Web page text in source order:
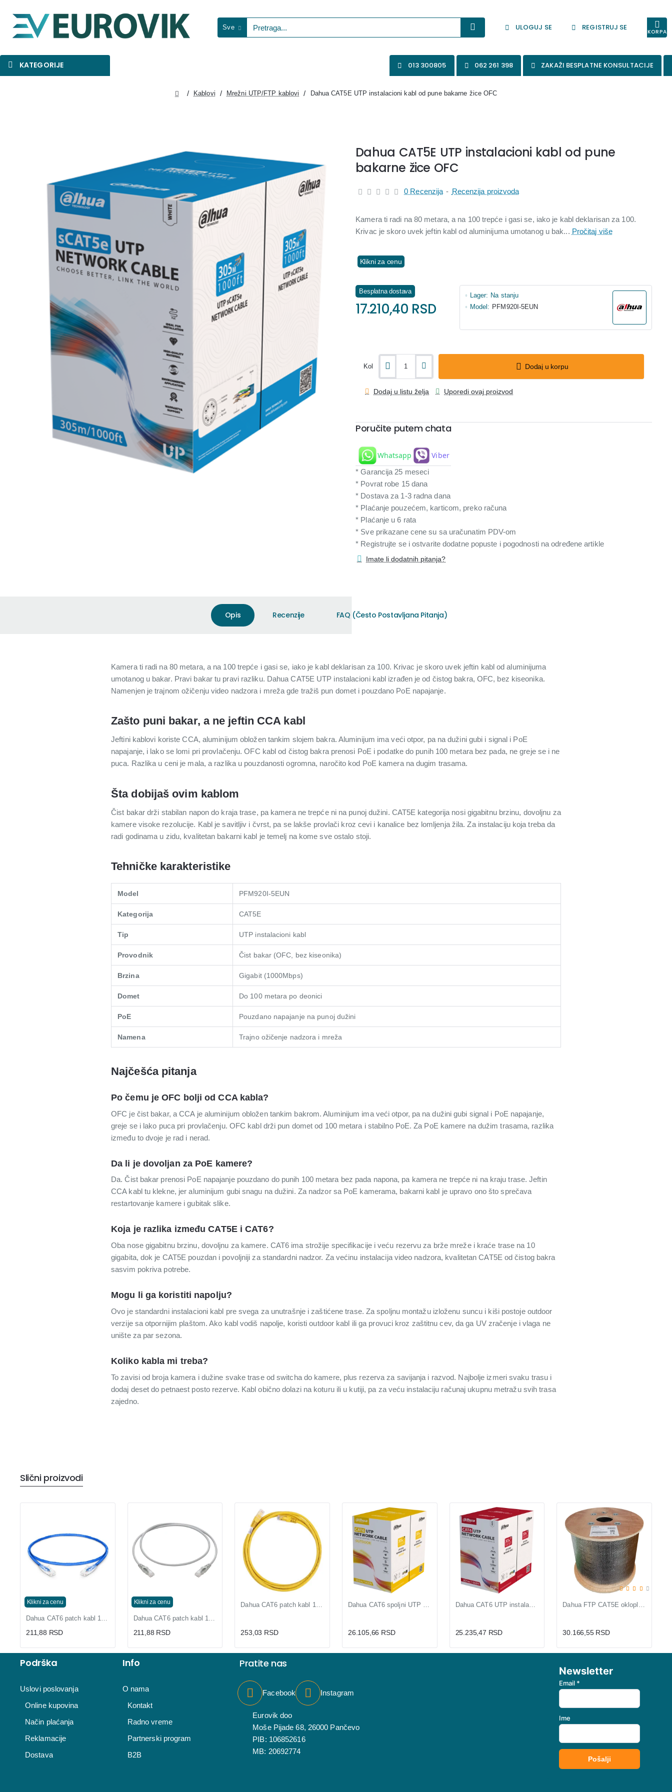
Sve
Pretraga... ULOGUJ SE REGISTRUJ SE KORPA
KATEGORIJE SVE ZA VIDEO NADZOR
013 300805 062 261 398 ZAKAŽI BESPLATNE KONSULTACIJE
Kablovi Mrežni UTP/FTP kablovi Dahua CAT5E UTP instalacioni kabl od pune bakarne žice OFC
Dahua CAT5E UTP instalacioni kabl od pune
bakarne žice OFC
Kamera ti radi na 80 metara, a na 100 trepće i gasi se, iako je kabl deklarisan za 100.
Krivac je skoro uvek jeftin kabl od aluminijuma umotanog u bak... Pročitaj više
Klikni za cenu
0 Recenzija - Recenzija proizvoda
Besplatna dostava
17.210,40 RSD
Lager: Na stanju
Model: PFM920I-5EUN
Kol Dodaj u korpu
Dodaj u listu želja Uporedi ovaj proizvod
Poručite putem chata
Whatsapp Viber
* Garancija 25 meseci
* Povrat robe 15 dana
* Dostava za 1-3 radna dana
* Plaćanje pouzećem, karticom, preko računa
* Plaćanje u 6 rata
* Sve prikazane cene su sa uračunatim PDV-om
* Registrujte se i ostvarite dodatne popuste i pogodnosti na određene artikle
Imate li dodatnih pitanja?
Opis Recenzije FAQ (Često Postavljana Pitanja)
Kamera ti radi na 80 metara, a na 100 trepće i gasi se, iako je kabl deklarisan za 100. Krivac je skoro uvek jeftin kabl od aluminijuma
umotanog u bakar. Pravi bakar tu pravi razliku. Dahua CAT5E UTP instalacioni kabl izrađen je od čistog bakra, OFC, bez kiseonika.
Namenjen je trajnom ožičenju video nadzora i mreža gde tražiš pun domet i pouzdano PoE napajanje.
Zašto puni bakar, a ne jeftin CCA kabl
Jeftini kablovi koriste CCA, aluminijum obložen tankim slojem bakra. Aluminijum ima veći otpor, pa na dužini gubi i signal i PoE
napajanje, i lako se lomi pri provlačenju. OFC kabl od čistog bakra prenosi PoE i podatke do punih 100 metara bez pada, ne greje se i ne
puca. Razlika u ceni je mala, a razlika u pouzdanosti ogromna, naročito kod PoE kamera na dugim trasama.
Šta dobijaš ovim kablom
Čist bakar drži stabilan napon do kraja trase, pa kamera ne trepće ni na punoj dužini. CAT5E kategorija nosi gigabitnu brzinu, dovoljnu za
kamere visoke rezolucije. Kabl je savitljiv i čvrst, pa se lakše provlači kroz cevi i kanalice bez lomljenja žila. Za instalaciju koja treba da
radi godinama u zidu, kvalitetan bakarni kabl je temelj na kome sve ostalo stoji.
Tehničke karakteristike
Model PFM920I-5EUN
Kategorija CAT5E
Tip UTP instalacioni kabl
Provodnik Čist bakar (OFC, bez kiseonika)
Brzina Gigabit (1000Mbps)
Domet Do 100 metara po deonici
PoE Pouzdano napajanje na punoj dužini
Namena Trajno ožičenje nadzora i mreža
Najčešća pitanja
Po čemu je OFC bolji od CCA kabla?
OFC je čist bakar, a CCA je aluminijum obložen tankim bakrom. Aluminijum ima veći otpor, pa na dužini gubi signal i PoE napajanje,
greje se i lako puca pri provlačenju. OFC kabl drži pun domet od 100 metara i stabilno PoE. Za PoE kamere na dužim trasama, razlika
između to dvoje je rad i nerad.
Da li je dovoljan za PoE kamere?
Da. Čist bakar prenosi PoE napajanje pouzdano do punih 100 metara bez pada napona, pa kamera ne trepće ni na kraju trase. Jeftin
CCA kabl tu klekne, jer aluminijum gubi snagu na dužini. Za nadzor sa PoE kamerama, bakarni kabl je upravo ono što sprečava
restartovanje kamere i gubitak slike.
Koja je razlika između CAT5E i CAT6?
Oba nose gigabitnu brzinu, dovoljnu za kamere. CAT6 ima strožije specifikacije i veću rezervu za brže mreže i kraće trase na 10
gigabita, dok je CAT5E pouzdan i povoljniji za standardni nadzor. Za većinu instalacija video nadzora, kvalitetan CAT5E od čistog bakra
sasvim pokriva potrebe.
Mogu li ga koristiti napolju?
Ovo je standardni instalacioni kabl pre svega za unutrašnje i zaštićene trase. Za spoljnu montažu izloženu suncu i kiši postoje outdoor
verzije sa otpornijim plaštom. Ako kabl vodiš napolje, koristi outdoor kabl ili ga provuci kroz zaštitnu cev, da ga UV zračenje i vlaga ne
unište za par sezona.
Koliko kabla mi treba?
To zavisi od broja kamera i dužine svake trase od switcha do kamere, plus rezerva za savijanja i razvod. Najbolje izmeri svaku trasu i
dodaj deset do petnaest posto rezerve. Kabl obično dolazi na koturu ili u kutiji, pa za veću instalaciju računaj ukupnu metražu svih trasa
zajedno.
Slični proizvodi
Klikni za cenu
Dahua CAT6 patch kabl 1m plavi gotov mrežni kabl sa konektorima
211,88 RSD
Klikni za cenu
Dahua CAT6 patch kabl 1m sivi gotov mrežni kabl sa konektorima
211,88 RSD
Dahua CAT6 patch kabl 1m žuti gotov mrežni kabl sa konektorima
253,03 RSD
Dahua CAT6 spoljni UTP kabl kutija 305m za fasadu i dvorište
26.105,66 RSD
Dahua CAT6 UTP instalacioni kabl za gigabitnu mrežu i video nadzor
25.235,47 RSD
Dahua FTP CAT5E oklopljeni instalacioni kabl bakar kotur 305m 24 AWG
30.166,55 RSD
Podrška
Uslovi poslovanja
Online kupovina
Način plaćanja
Reklamacije
Dostava
Info
O nama
Kontakt
Radno vreme
Partnerski program
B2B
Pratite nas
Facebook Instagram
Eurovik doo
Moše Pijade 68, 26000 Pančevo
PIB: 106852616
MB: 20692774